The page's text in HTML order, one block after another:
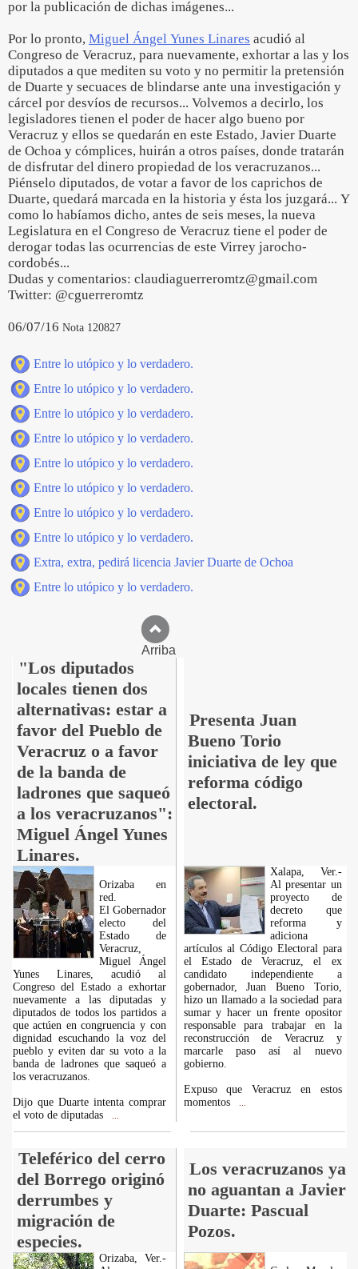
por la publicación de dichas imágenes...
Por lo pronto, Miguel Ángel Yunes Linares acudió al
Congreso de Veracruz, para nuevamente, exhortar a las y los
diputados a que mediten su voto y no permitir la pretensión
de Duarte y secuaces de blindarse ante una investigación y
cárcel por desvíos de recursos... Volvemos a decirlo, los
legisladores tienen el poder de hacer algo bueno por
Veracruz y ellos se quedarán en este Estado, Javier Duarte
de Ochoa y cómplices, huirán a otros países, donde tratarán
de disfrutar del dinero propiedad de los veracruzanos...
Piénselo diputados, de votar a favor de los caprichos de
Duarte, quedará marcada en la historia y ésta los juzgará... Y
como lo habíamos dicho, antes de seis meses, la nueva
Legislatura en el Congreso de Veracruz tiene el poder de
derogar todas las ocurrencias de este Virrey jarocho-
cordobés...
Dudas y comentarios: claudiaguerreromtz@gmail.com
Twitter: @cguerreromtz
06/07/16 Nota 120827
Entre lo utópico y lo verdadero.
Entre lo utópico y lo verdadero.
Entre lo utópico y lo verdadero.
Entre lo utópico y lo verdadero.
Entre lo utópico y lo verdadero.
Entre lo utópico y lo verdadero.
Entre lo utópico y lo verdadero.
Entre lo utópico y lo verdadero.
Extra, extra, pedirá licencia Javier Duarte de Ochoa
Entre lo utópico y lo verdadero.
Arriba
"Los diputados
locales tienen dos
alternativas: estar a
favor del Pueblo de
Veracruz o a favor
de la banda de
ladrones que saqueó
a los veracruzanos":
Miguel Ángel Yunes
Linares.
Presenta Juan
Bueno Torio
iniciativa de ley que
reforma código
electoral.
Orizaba en
red.
El Gobernador
electo del
Estado de
Veracruz,
Miguel Ángel
Yunes Linares, acudió al
Congreso del Estado a exhortar
nuevamente a las diputadas y
diputados de todos los partidos a
que actúen en congruencia y con
dignidad escuchando la voz del
pueblo y eviten dar su voto a la
banda de ladrones que saqueó a
los veracruzanos.
Dijo que Duarte intenta comprar
el voto de diputadas
Xalapa, Ver.-
Al presentar un
proyecto de
decreto que
reforma y
adiciona
artículos al Código Electoral para
el Estado de Veracruz, el ex
candidato independiente a
gobernador, Juan Bueno Torio,
hizo un llamado a la sociedad para
sumar y hacer un frente opositor
responsable para trabajar en la
reconstrucción de Veracruz y
marcarle paso así al nuevo
gobierno.
Expuso que Veracruz en estos
momentos
Teleférico del cerro
del Borrego originó
derrumbes y
migración de
especies.
Los veracruzanos ya
no aguantan a Javier
Duarte: Pascual
Pozos.
Orizaba, Ver.-